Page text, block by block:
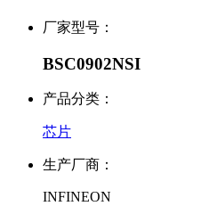
厂家型号：
BSC0902NSI
产品分类：
芯片
生产厂商：
INFINEON